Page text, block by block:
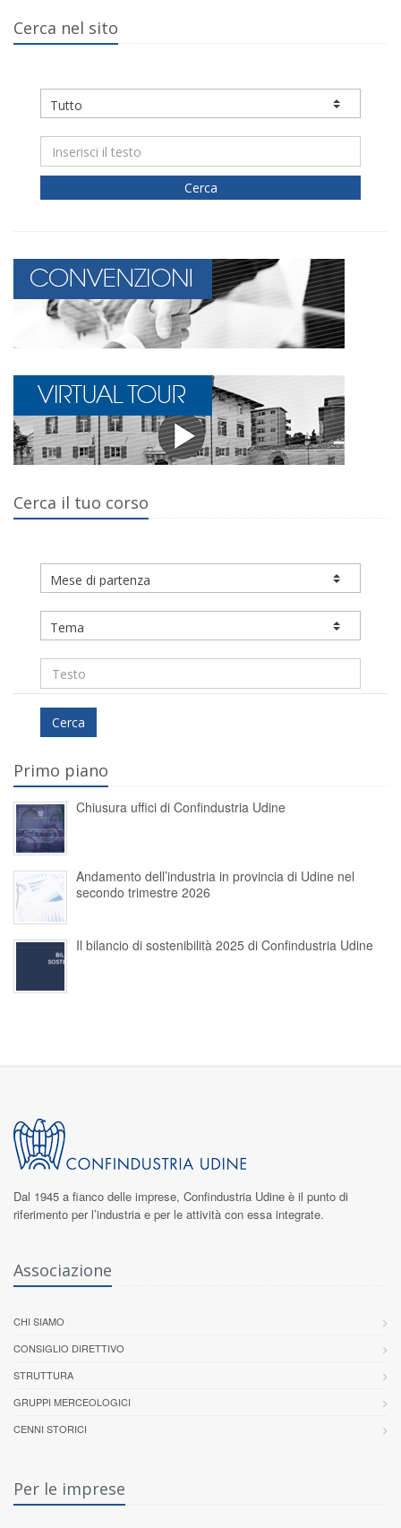
Cerca nel sito
Cerca
Cerca il tuo corso
Cerca
Primo piano
Chiusura uffici di Confindustria Udine
Andamento dell’industria in provincia di Udine nel
secondo trimestre 2026
Il bilancio di sostenibilità 2025 di Confindustria Udine
Dal 1945 a fianco delle imprese, Confindustria Udine è il punto di
riferimento per l’industria e per le attività con essa integrate.
Associazione
CHI SIAMO
CONSIGLIO DIRETTIVO
STRUTTURA
GRUPPI MERCEOLOGICI
CENNI STORICI
Per le imprese